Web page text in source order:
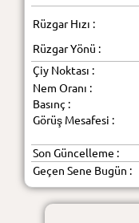
Rüzgar Hızı :
Rüzgar Yönü :
Çiy Noktası :
Nem Oranı :
Basınç :
Görüş Mesafesi :
Son Güncelleme :
Geçen Sene Bugün :